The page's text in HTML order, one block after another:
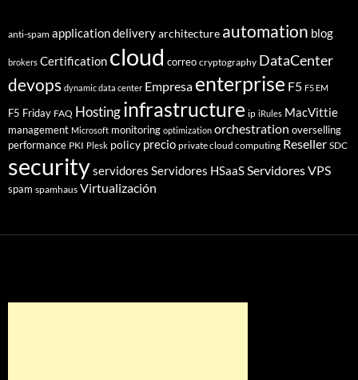
anti-spam application deliveryarchitecture automation blog
brokers Certification cloud correo cryptography DataCenter
devops dynamic data center Empresa enterprise F5 F5 EM
F5 Friday FAQ Hostinginfrastructure ip iRules MacVittie
management Microsoft monitoring optimization orchestration overselling
performance PKI Plesk policy precio private cloud computing Reseller SDC
securityservidores Servidores HSaaSServidores VPS
spam spamhaus Virtualización